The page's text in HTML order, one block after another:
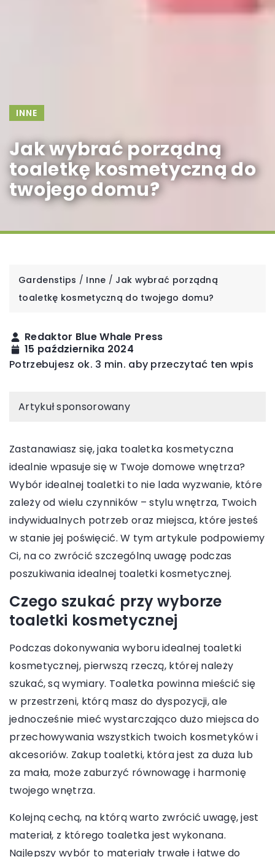
INNE
Jak wybrać porządną
toaletkę kosmetyczną do
twojego domu?
Gardenstips / Inne / Jak wybrać porządną
toaletkę kosmetyczną do twojego domu?
Redaktor Blue Whale Press
15 października 2024
Potrzebujesz ok. 3 min. aby przeczytać ten wpis
Artykuł sponsorowany
Zastanawiasz się, jaka toaletka kosmetyczna
idealnie wpasuje się w Twoje domowe wnętrza?
Wybór idealnej toaletki to nie lada wyzwanie, które
zależy od wielu czynników – stylu wnętrza, Twoich
indywidualnych potrzeb oraz miejsca, które jesteś
w stanie jej poświęcić. W tym artykule podpowiemy
Ci, na co zwrócić szczególną uwagę podczas
poszukiwania idealnej toaletki kosmetycznej.
Czego szukać przy wyborze
toaletki kosmetycznej
Podczas dokonywania wyboru idealnej toaletki
kosmetycznej, pierwszą rzeczą, której należy
szukać, są wymiary. Toaletka powinna mieścić się
w przestrzeni, którą masz do dyspozycji, ale
jednocześnie mieć wystarczająco dużo miejsca do
przechowywania wszystkich twoich kosmetyków i
akcesoriów. Zakup toaletki, która jest za duża lub
za mała, może zaburzyć równowagę i harmonię
twojego wnętrza.
Kolejną cechą, na którą warto zwrócić uwagę, jest
materiał, z którego toaletka jest wykonana.
Najlepszy wybór to materiały trwałe i łatwe do